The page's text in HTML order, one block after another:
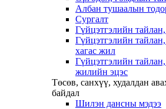
Албан тушаалын
Сургалт
Гүйцэтгэлийн
Гүйцэтгэлийн
хагас жил
Гүйцэтгэлийн
жилийн эцэс
Төсөв, санхүү, худалдан
байдал
Шилэн дансны мэдээ